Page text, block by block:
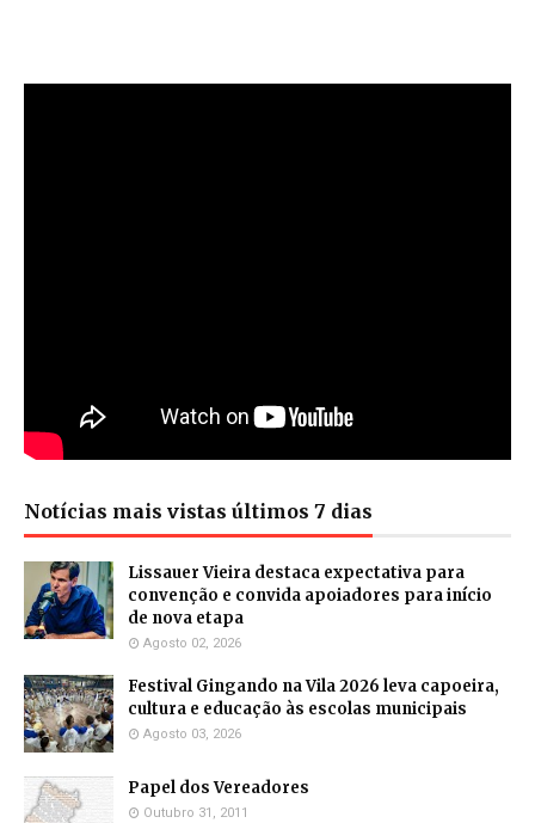
Notícias mais vistas últimos 7 dias
Lissauer Vieira destaca expectativa para
convenção e convida apoiadores para início
de nova etapa
Agosto 02, 2026
Festival Gingando na Vila 2026 leva capoeira,
cultura e educação às escolas municipais
Agosto 03, 2026
Papel dos Vereadores
Outubro 31, 2011